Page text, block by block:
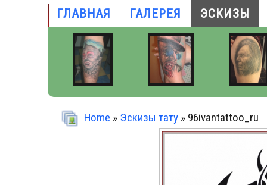
Home » Эскизы тату » 96ivantattoo_ru
ГЛАВНАЯ ГАЛЕРЕЯ ЭСКИЗЫ